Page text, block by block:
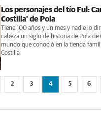
Los personajes del tío Ful:
Costilla' de Pola
Tiene 100 años y un mes y nadie lo
cabeza un siglo de historia de Pola
mundo que conoció en la tienda
Costilla
2 3 4 5 6